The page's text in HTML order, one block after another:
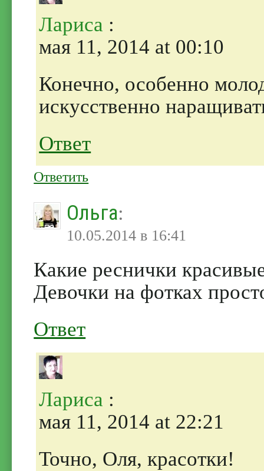
Лариса :
мая 11, 2014 at 00:10
Конечно, особенно
искусственно
Ответ
Ответить
Ольга:
10.05.2014 в 16:41
Какие реснички
Девочки на фотках
Ответ
Лариса :
мая 11, 2014 at 22:21
Точно, Оля, красотки!